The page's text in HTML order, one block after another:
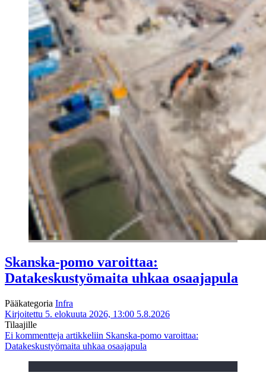
Skanska-pomo varoittaa:
Datakeskustyömaita uhkaa osaajapula
Pääkategoria Infra
Kirjoitettu 5. elokuuta 2026, 13:00 5.8.2026
Tilaajille
Ei kommentteja artikkeliin Skanska-pomo varoittaa:
Datakeskustyömaita uhkaa osaajapula